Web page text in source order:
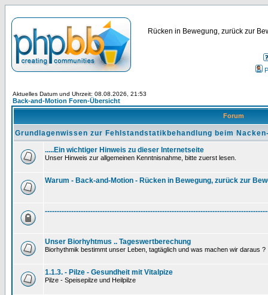
Rücken in Bewegung, zurück zur
Aktuelles Datum und Uhrzeit: 08.08.2026, 21:53
Back-and-Motion Foren-Übersicht
Forum
Grundlagenwissen zur Fehlstandstatikbehandlung beim
.....Ein wichtiger Hinweis zu dieser Internetseite
Unser Hinweis zur allgemeinen Kenntnisnahme, bitte zuerst lesen.
Warum - Back-and-Motion - Rücken in Bewegung, zurück zur
Unser Biorhyhtmus .. Tageswertberechung
Biorhythmik bestimmt unser Leben, tagtäglich und was machen wir daraus ?
1.1.3. - Pilze - Gesundheit mit Vitalpize
Pilze - Speisepilze und Heilpilze